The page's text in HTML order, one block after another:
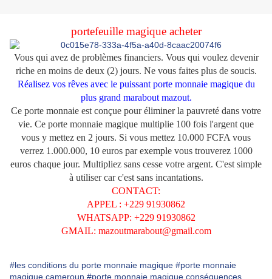
portefeuille magique acheter
Vous qui avez de problèmes financiers. Vous qui voulez devenir
riche en moins de deux (2) jours. Ne vous faites plus de soucis.
Réalisez vos rêves avec le puissant porte monnaie magique du
plus grand marabout mazout.
Ce porte monnaie est conçue pour éliminer la pauvreté dans votre
vie. Ce porte monnaie magique multiplie 100 fois l'argent que
vous y mettez en 2 jours. Si vous mettez 10.000 FCFA vous
verrez 1.000.000, 10 euros par exemple vous trouverez 1000
euros chaque jour. Multipliez sans cesse votre argent. C'est simple
à utiliser car c'est sans incantations.
CONTACT:
APPEL : +229 91930862
WHATSAPP: +229 91930862
GMAIL: mazoutmarabout@gmail.com
#les conditions du porte monnaie magique #porte monnaie
magique cameroun #porte monnaie magique conséquences